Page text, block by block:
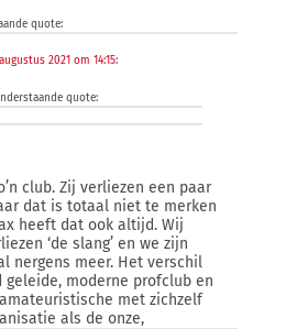
quote:
2021 om 14:15:
quote:
club. Zij verliezen een paar
dat is totaal niet te merken
heeft dat ook altijd. Wij
‘de slang’ en we zijn
nergens meer. Het verschil
geleide, moderne profclub en
met zichzelf
als de onze,